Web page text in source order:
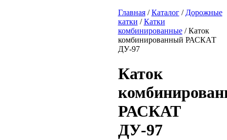
Главная/Каталог/ Дорожные
катки /Катки
комбинированные/ Каток
комбинированный РАСКАТ
ДУ-97
Каток
РАСКАТ
ДУ-97